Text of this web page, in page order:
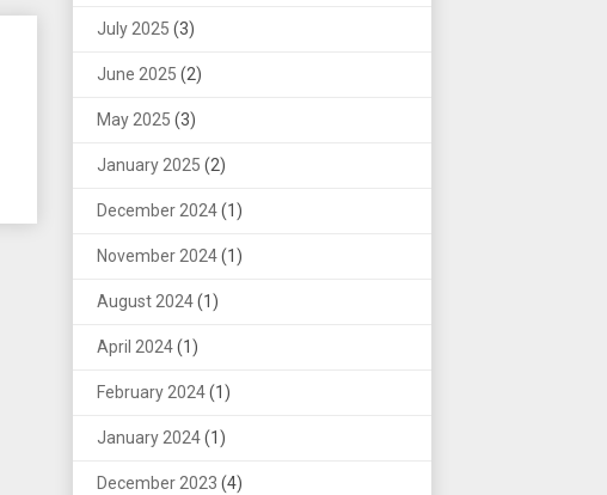
July 2025 (3)
June 2025 (2)
May 2025 (3)
January 2025 (2)
December 2024(1)
November 2024(1)
August 2024(1)
April 2024(1)
February 2024(1)
January 2024(1)
December 2023 (4)